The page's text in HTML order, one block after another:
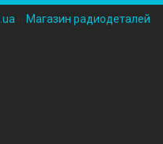
Магазин радиодеталей